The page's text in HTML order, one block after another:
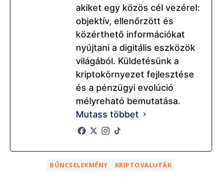
akiket egy közös cél vezérel:
objektív, ellenőrzött és
közérthető információkat
nyújtani a digitális eszközök
világából. Küldetésünk a
kriptokörnyezet fejlesztése
és a pénzügyi evolúció
mélyreható bemutatása.
Mutass többet
BŰNCSELEKMÉNY KRIPTOVALUTÁK